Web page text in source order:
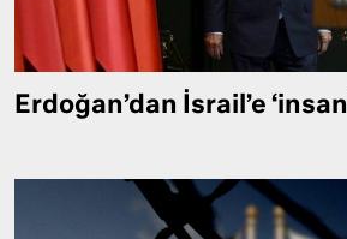
Erdoğan’dan İsrail’e